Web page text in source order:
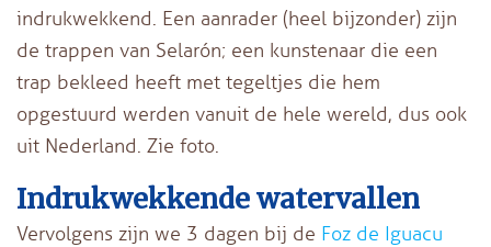
indrukwekkend. Een aanrader (heel bijzonder) zijn
de trappen van Selarón; een kunstenaar die een
trap bekleed heeft met tegeltjes die hem
opgestuurd werden vanuit de hele wereld, dus ook
uit Nederland. Zie foto.
Indrukwekkende watervallen
Vervolgens zijn we 3 dagen bij de Foz de Iguacu